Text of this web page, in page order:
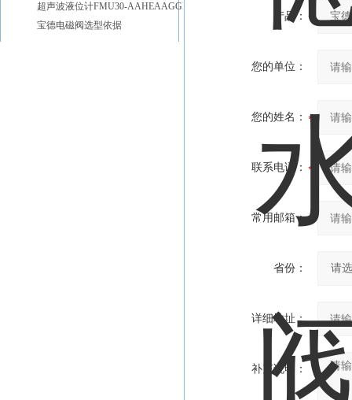
产品：
您的单位：
您的姓名：
联系电话：
常用邮箱：
省份：
详细地址：
补充说明：
宝德电磁阀选型依据